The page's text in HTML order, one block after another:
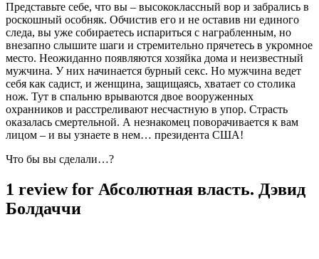
Представьте себе, что вы – высококлассный вор и забрались в
роскошный особняк. Обчистив его и не оставив ни единого
следа, вы уже собираетесь испариться с награбленным, но
внезапно слышите шаги и стремительно прячетесь в укромное
место. Неожиданно появляются хозяйка дома и неизвестный
мужчина. У них начинается бурный секс. Но мужчина ведет
себя как садист, и женщина, защищаясь, хватает со столика
нож. Тут в спальню врываются двое вооруженных
охранников и расстреливают несчастную в упор. Страсть
оказалась смертельной. А незнакомец поворачивается к вам
лицом – и вы узнаете в нем… президента США!
Что бы вы сделали…?
1 review for Абсолютная власть. Дэвид
Болдаччи